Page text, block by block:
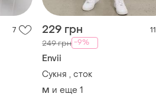
7 229 грн 11
249 грн -9%
Envii
Сукня , сток
M и еще 1